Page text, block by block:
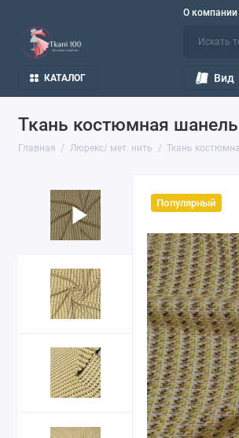
О компании
КАТАЛОГ Вид
Ткань костюмная
Главная Люрекс/ мет. нить Ткань
Популярный